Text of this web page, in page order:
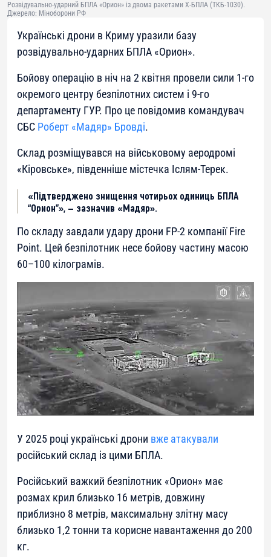
Розвідувально-ударний БПЛА «Орион» із двома ракетами Х-БПЛА (ТКБ-1030).
Джерело: Міноборони РФ
Українські дрони в Криму уразили базу
розвідувально-ударних БПЛА «Орион».
Бойову операцію в ніч на 2 квітня провели сили 1-го
окремого центру безпілотних систем і 9-го
департаменту ГУР. Про це повідомив командувач
СБС Роберт «Мадяр» Бровді.
Склад розміщувався на військовому аеродромі
«Кіровське», південніше містечка Іслям-Терек.
«Підтверджено знищення чотирьох одиниць БПЛА
“Орион”», — зазначив «Мадяр».
По складу завдали удару дрони FP-2 компанії Fire
Point. Цей безпілотник несе бойову частину масою
60–100 кілограмів.
У 2025 році українські дрони вже атакували
російський склад із цими БПЛА.
Російський важкий безпілотник «Орион» має
розмах крил близько 16 метрів, довжину
приблизно 8 метрів, максимальну злітну масу
близько 1,2 тонни та корисне навантаження до 200
кг.